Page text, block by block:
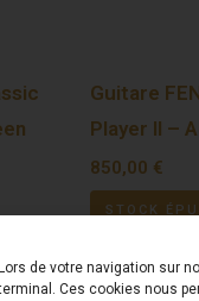
de votre navigation sur
Ces cookies nous
Guitare
Player II –
850,00 €
STOCK